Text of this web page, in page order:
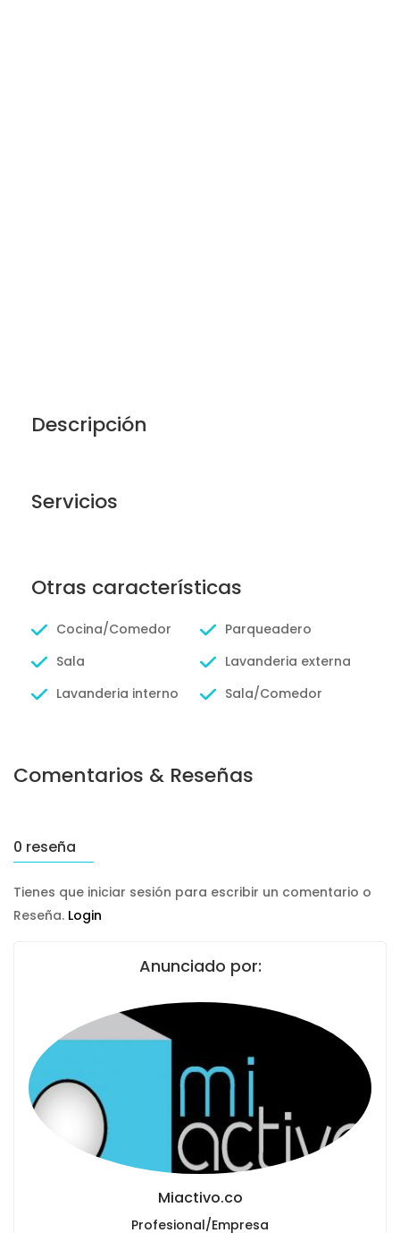
Descripción
Servicios
Otras características
Cocina/Comedor
Parqueadero
Sala
Lavanderia externa
Lavanderia interno
Sala/Comedor
Comentarios & Reseñas
0 reseña
Tienes que iniciar sesión para escribir un comentario o
Reseña. Login
Anunciado por:
Miactivo.co
Profesional/Empresa